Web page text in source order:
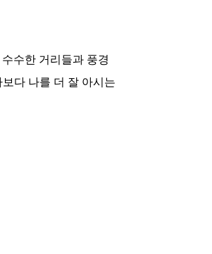
수한 거리들과 풍경
다 나를 더 잘 아시는